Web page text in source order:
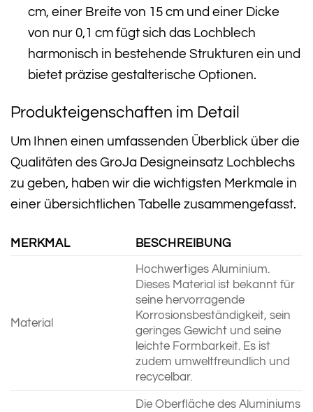
cm, einer Breite von 15 cm und einer Dicke
von nur 0,1 cm fügt sich das Lochblech
harmonisch in bestehende Strukturen ein und
bietet präzise gestalterische Optionen.
Produkteigenschaften im Detail
Um Ihnen einen umfassenden Überblick über die
Qualitäten des GroJa Designeinsatz Lochblechs
zu geben, haben wir die wichtigsten Merkmale in
einer übersichtlichen Tabelle zusammengefasst.
MERKMAL BESCHREIBUNG
Material
Hochwertiges Aluminium.
Dieses Material ist bekannt für
seine hervorragende
Korrosionsbeständigkeit, sein
geringes Gewicht und seine
leichte Formbarkeit. Es ist
zudem umweltfreundlich und
recycelbar.
Die Oberfläche des Aluminiums